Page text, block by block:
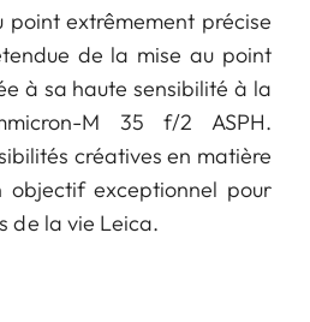
point extrêmement précise
de la mise au point
à sa haute sensibilité à la
M 35 f/2 ASPH.
créatives en matière
objectif exceptionnel pour
de la vie Leica.